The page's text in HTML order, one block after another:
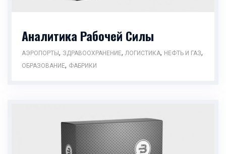
Аналитика Рабочей Силы
АЭРОПОРТЫ, ЗДРАВООХРАНЕНИЕ, ЛОГИСТИКА, НЕФТЬ И ГАЗ,
ОБРАЗОВАНИЕ, ФАБРИКИ